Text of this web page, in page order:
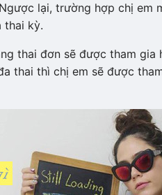
lại, trường hợp chị em
thai kỳ.
thai đơn sẽ được tham
thai thì chị em sẽ được